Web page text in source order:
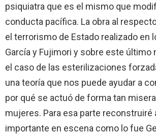
psiquiatra que es el mismo que
conducta pacífica. La obra al
el terrorismo de Estado realizado en
García y Fujimori y sobre este último
el caso de las esterilizaciones
una teoría que nos puede ayudar a
por qué se actuó de forma tan
mujeres. Para esa parte reconstruiré
importante en escena como lo fue